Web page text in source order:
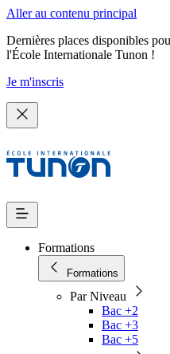
Aller au contenu principal
Dernières places disponibles
l'École Internationale Tunon !
Je m'inscris
Formations
Formations
Par Niveau
Bac +2
Bac +3
Bac +5